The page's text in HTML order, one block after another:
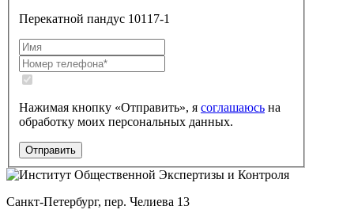
Перекатной пандус 10117-1
Нажимая кнопку «Отправить», я соглашаюсь на
обработку моих персональных данных.
Санкт-Петербург, пер. Челиева 13